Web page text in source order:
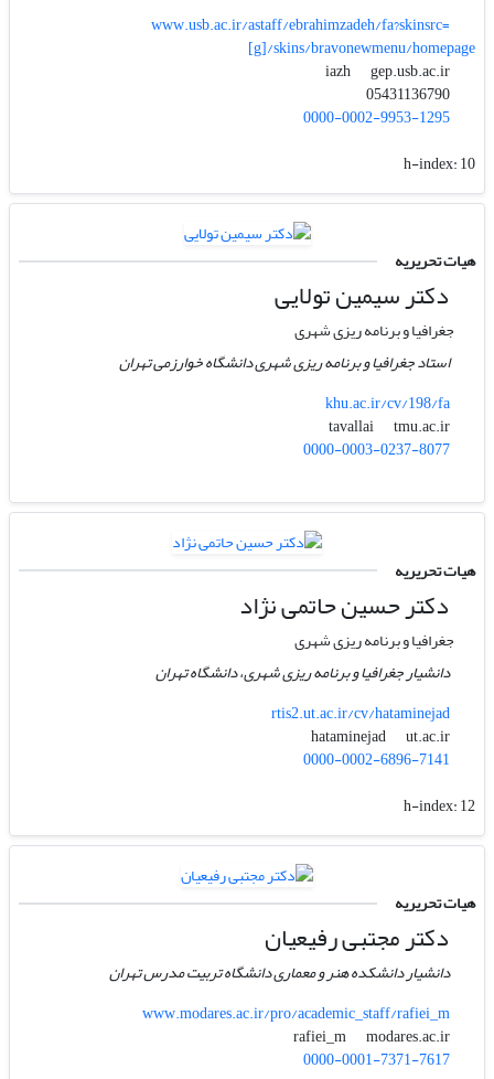
www.usb.ac.ir/astaff/ebrahimzadeh/fa?skinsrc=
[g]/skins/bravonewmenu/homepage
iazh
gep.usb.ac.ir
05431136790
0000-0002-9953-1295
h-index:10
هیات تحریریه
دکتر سیمین تولایی
جغرافیا و برنامه ریزی شهری
استاد جغرافیا و برنامه ریزی شهری دانشگاه خوارزمی تهران
khu.ac.ir/cv/198/fa
tavallai
tmu.ac.ir
0000-0003-0237-8077
هیات تحریریه
دکتر حسین حاتمی نژاد
جغرافیا و برنامه ریزی شهری
دانشیار جغرافیا و برنامه ریزی شهری، دانشگاه تهران
rtis2.ut.ac.ir/cv/hataminejad
hataminejad
ut.ac.ir
0000-0002-6896-7141
h-index:12
هیات تحریریه
دکتر مجتبی رفیعیان
دانشیار دانشکده هنر و معماری دانشگاه تربیت مدرس تهران
www.modares.ac.ir/pro/academic_staff/rafiei_m
rafiei_m
modares.ac.ir
0000-0001-7371-7617